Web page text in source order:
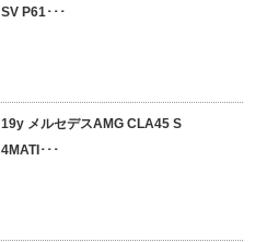
SV P61･･･
19y メルセデスAMG CLA45 S
4MATI･･･